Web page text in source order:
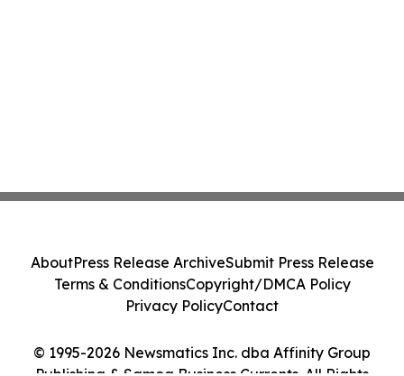
© 1995-2026 Newsmatics Inc. dba Affinity Group
AboutPress Release ArchiveSubmit Press Release
Terms & ConditionsCopyright/DMCA Policy
Privacy PolicyContact